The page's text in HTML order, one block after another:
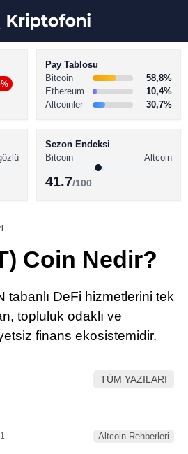
Youtube
TikTok
Pinterest
Pay Tablosu
Bitcoin
58,8%
Ethereum
10,4%
Altcoinler
30,7%
Sezon Endeksi
Bitcoin
Altcoin
41.7/100
Coin Nedir?
tabanlı DeFi hizmetlerini tek
topluluk odaklı ve
finans ekosistemidir.
TÜM YAZILARI
Altcoin Rehberleri